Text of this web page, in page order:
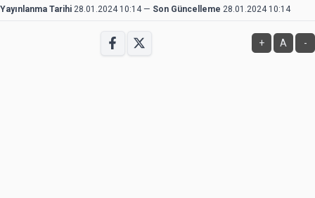
Yayınlanma Tarihi 28.01.2024 10:14— Son Güncelleme 28.01.2024 10:14
+ A -